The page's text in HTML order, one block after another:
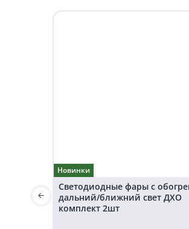
Новинки
Светодиодные фары с
дальний/ближний свет ДХО
комплект 2шт